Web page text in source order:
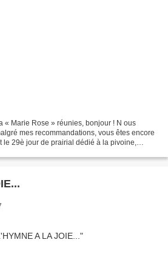
« Marie Rose » réunies, bonjour ! N ous
mes recommandations, vous êtes encore
le 29è jour de prairial dédié à la pivoine,